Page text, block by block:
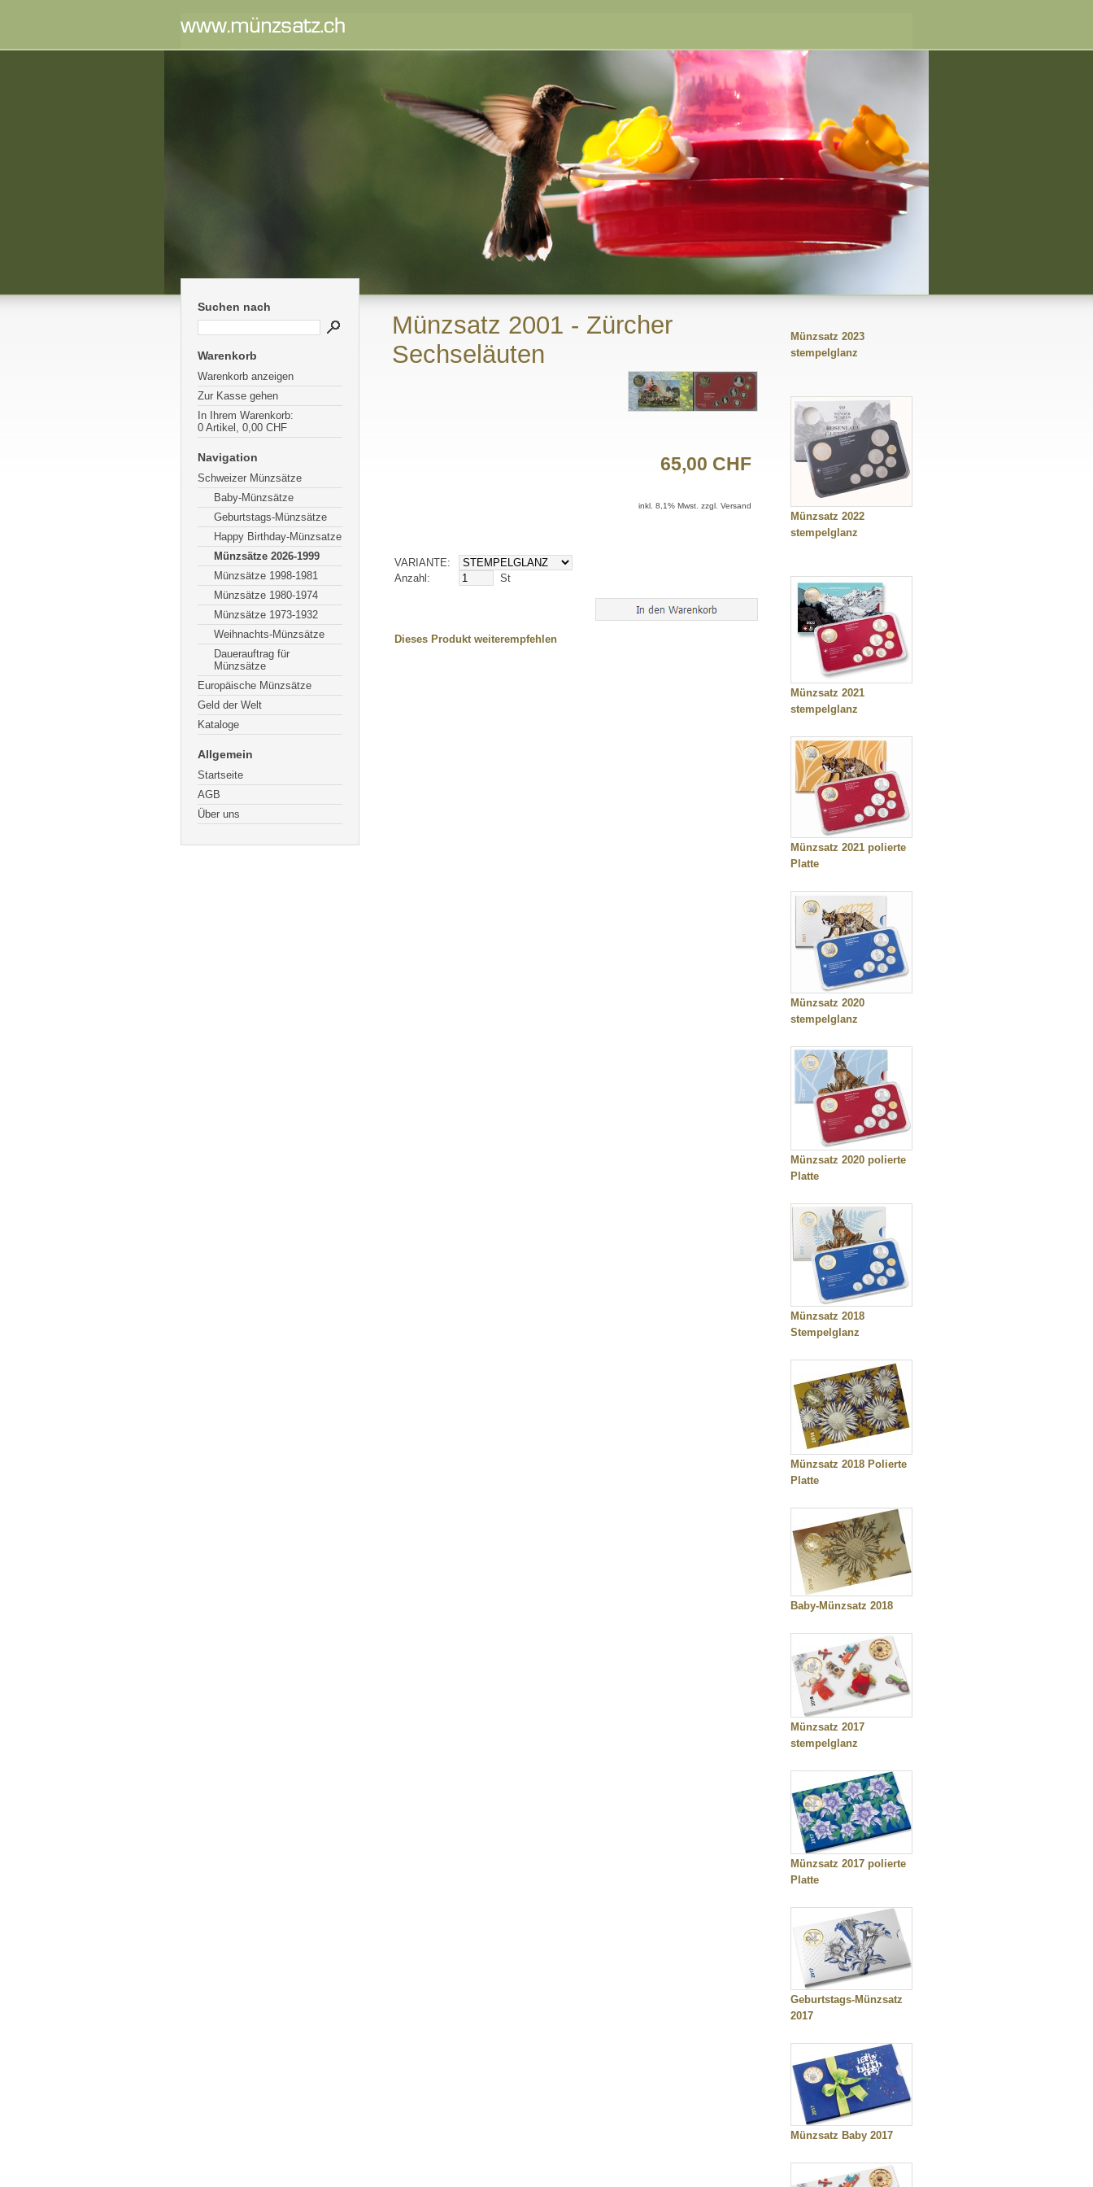
Suchen nach
Warenkorb
Warenkorb anzeigen
Zur Kasse gehen
In Ihrem Warenkorb:
0 Artikel, 0,00 CHF
Navigation
Schweizer Münzsätze
Baby-Münzsätze
Geburtstags-Münzsätze
Happy Birthday-Münzsatze
Münzsätze 2026-1999
Münzsätze 1998-1981
Münzsätze 1980-1974
Münzsätze 1973-1932
Weihnachts-Münzsätze
Dauerauftrag für
Münzsätze
Europäische Münzsätze
Geld der Welt
Kataloge
Allgemein
Startseite
AGB
Über uns
Münzsatz 2001 - Zürcher
Sechseläuten
65,00 CHF
inkl. 8,1% Mwst. zzgl. Versand
VARIANTE:
Anzahl:
St
Dieses Produkt weiterempfehlen
Münzsatz 2023
stempelglanz
Münzsatz 2022
stempelglanz
Münzsatz 2021
stempelglanz
Münzsatz 2021 polierte
Platte
Münzsatz 2020
stempelglanz
Münzsatz 2020 polierte
Platte
Münzsatz 2018
Stempelglanz
Münzsatz 2018 Polierte
Platte
Baby-Münzsatz 2018
Münzsatz 2017
stempelglanz
Münzsatz 2017 polierte
Platte
Geburtstags-Münzsatz
2017
Münzsatz Baby 2017